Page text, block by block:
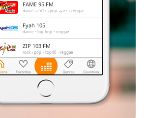
FAME 95 FM
dance r'n'b pop jazz reggae
Fyah 105
dance hip-hop reggae
ZIP 103 FM
rock pop top40 reggae
NCU FM
talk gospel education
NationWide Radio
sports entertainment